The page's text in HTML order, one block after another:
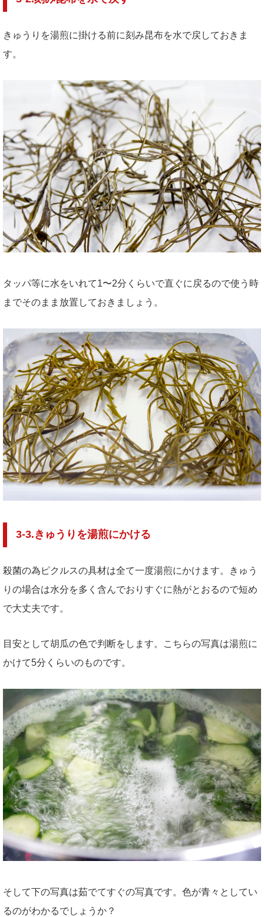
きゅうりを湯煎に掛ける前に刻み昆布を水で戻しておきま
す。
タッパ等に水をいれて1〜2分くらいで直ぐに戻るので使う時
までそのまま放置しておきましょう。
3-3.きゅうりを湯煎にかける
殺菌の為ピクルスの具材は全て一度湯煎にかけます。きゅう
りの場合は水分を多く含んでおりすぐに熱がとおるので短め
で大丈夫です。
目安として胡瓜の色で判断をします。こちらの写真は湯煎に
かけて5分くらいのものです。
そして下の写真は茹でてすぐの写真です。色が青々としてい
るのがわかるでしょうか？